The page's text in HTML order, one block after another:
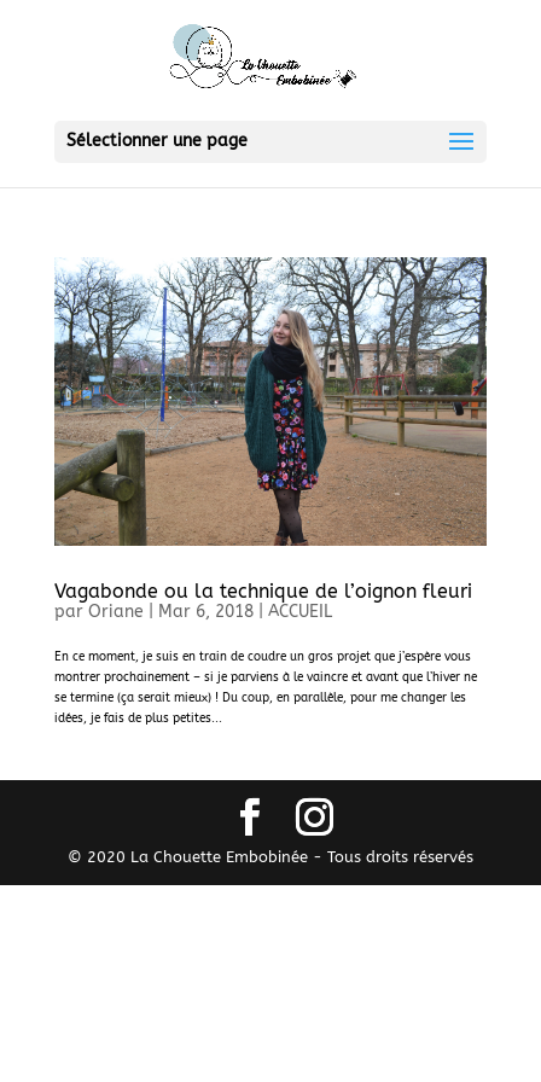
Sélectionner une page
Vagabonde ou la technique de l’oignon fleuri
par Oriane Mar 6, 2018| ACCUEIL
En ce moment, je suis en train de coudre un gros projet que j’espère vous
montrer prochainement – si je parviens à le vaincre et avant que l’hiver ne
se termine (ça serait mieux) ! Du coup, en parallèle, pour me changer les
idées, je fais de plus petites...
© 2020 La Chouette Embobinée - Tous droits réservés